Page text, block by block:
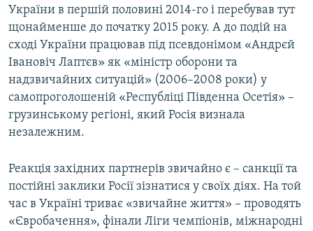
України в першій половині 2014-го і перебував тут
щонайменше до початку 2015 року. А до подій на
сході України працював під псевдонімом «Андрєй
Івановіч Лаптєв» як «міністр оборони та
надзвичайних ситуацій» (2006–2008 роки) у
самопроголошеній «Республіці Південна Осетія» –
грузинському регіоні, який Росія визнала
незалежним.
Реакція західних партнерів звичайно є – санкції та
постійні заклики Росії зізнатися у своїх діях. На той
час в Україні триває «звичайне життя» – проводять
«Євробачення», фінали Ліги чемпіонів, міжнародні